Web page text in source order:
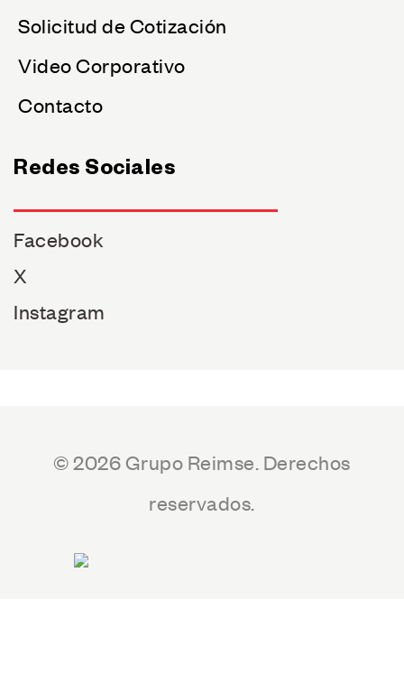
Solicitud de Cotización
Video Corporativo
Contacto
Redes Sociales
Facebook
X
Instagram
© 2026 Grupo Reimse. Derechos
reservados.